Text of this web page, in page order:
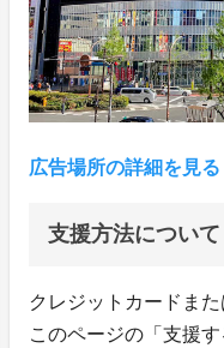
広告場所の詳細を見る
支援方法について
クレジットカードま
このページの「支援